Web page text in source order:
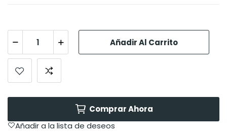
Añadir Al Carrito
Comprar Ahora
Añadir a la lista de deseos